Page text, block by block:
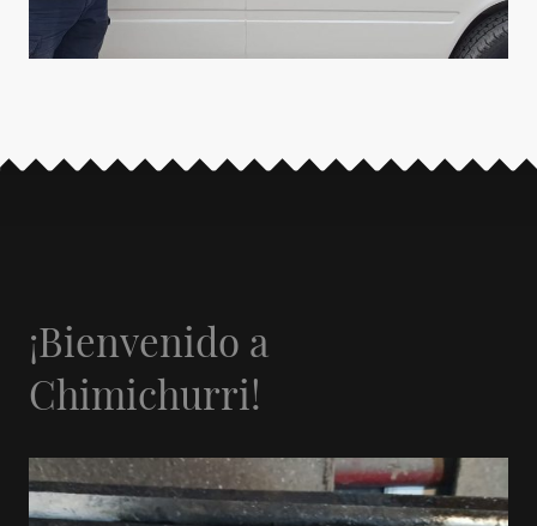
¡Bienvenido a
Chimichurri!